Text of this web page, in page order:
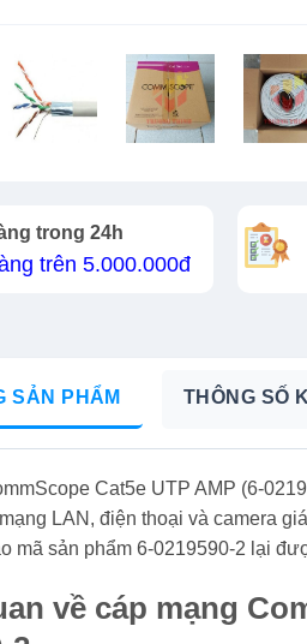
trong 24h
trên 5.000.000đ
SẢN PHẨM THÔNG SỐ
Cat5e UTP AMP (6-
LAN, điện thoại và camera
mã sản phẩm 6-0219590-2 lại
về cáp mạng